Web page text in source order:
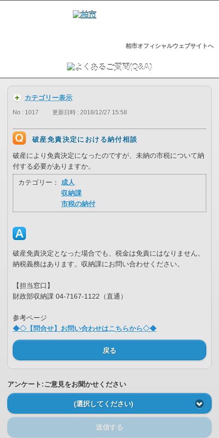
柏市オフィシャルウェブサイトへ
カテゴリー表示
No : 1017 更新日時 : 2018/12/27 15:58
破産免責決定における納付相談
破産により免責決定になったのですが、未納の市税について納
付する必要がありますか。
カテゴリー：
成人
収納課
市税の納付
破産免責決定となった場合でも、税金は免責にはなりません。
納税義務はあります。収納課にお問い合わせください。
【担当窓口】
財政部収納課 04-7167-1122（直通）
参考ページ
◆◇【問合せ】お問い合わせはこちらから◇◆
戻る
アンケート:ご意見をお聞かせください
(選択してください)
送信する